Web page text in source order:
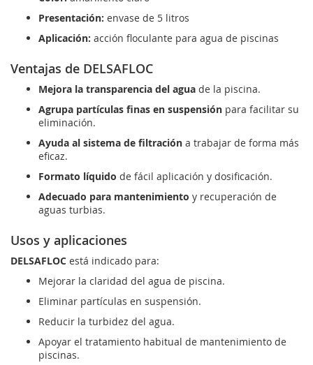
Presentación: envase de 5 litros
Aplicación: acción floculante para agua de piscinas
Ventajas de DELSAFLOC
Mejora la transparencia del agua de la piscina.
Agrupa partículas finas en suspensión para facilitar su
eliminación.
Ayuda al sistema de filtración a trabajar de forma más
eficaz.
Formato líquido de fácil aplicación y dosificación.
Adecuado para mantenimiento y recuperación de
aguas turbias.
Usos y aplicaciones
DELSAFLOC está indicado para:
Mejorar la claridad del agua de piscina.
Eliminar partículas en suspensión.
Reducir la turbidez del agua.
Apoyar el tratamiento habitual de mantenimiento de
piscinas.